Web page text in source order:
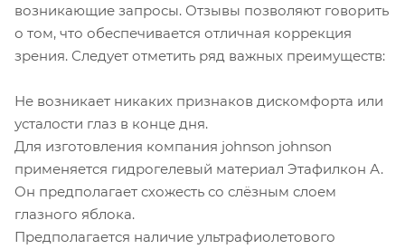
возникающие запросы. Отзывы позволяют говорить
о том, что обеспечивается отличная коррекция
зрения. Следует отметить ряд важных преимуществ:
Не возникает никаких признаков дискомфорта или
усталости глаз в конце дня.
Для изготовления компания johnson johnson
применяется гидрогелевый материал Этафилкон А.
Он предполагает схожесть со слёзным слоем
глазного яблока.
Предполагается наличие ультрафиолетового